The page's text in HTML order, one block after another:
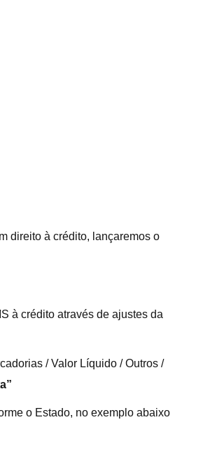
direito à crédito, lançaremos o
à crédito através de ajustes da
/ Valor Líquido / Outros /
o Estado, no exemplo abaixo